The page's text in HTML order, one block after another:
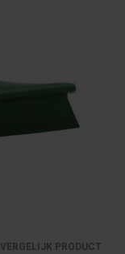
VERGELIJK PRODUCT